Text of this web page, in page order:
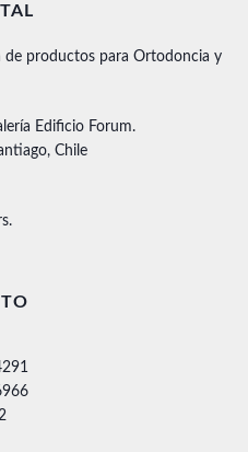
de productos para Ortodoncia y
Edificio Forum.
Chile